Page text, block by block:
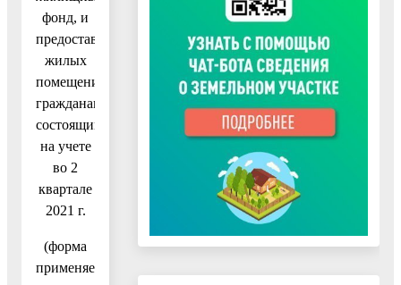
фонд, и
предоставлении
жилых
помещений
гражданам,
состоящим
на учете
во 2
квартале
2021 г.
(форма
применяется